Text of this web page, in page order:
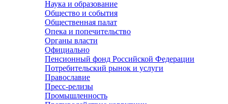
Наука и образование
Общество и события
Общественная палат
Опека и попечительство
Органы власти
Официально
Пенсионный фонд Российской Федерации
Потребительский рынок и услуги
Православие
Пресс-релизы
Промышленность